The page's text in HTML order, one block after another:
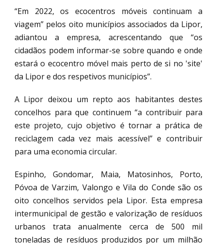
“Em 2022, os ecocentros móveis continuam a
viagem” pelos oito municípios associados da Lipor,
adiantou a empresa, acrescentando que “os
cidadãos podem informar-se sobre quando e onde
estará o ecocentro móvel mais perto de si no 'site'
da Lipor e dos respetivos municípios”.
A Lipor deixou um repto aos habitantes destes
concelhos para que continuem “a contribuir para
este projeto, cujo objetivo é tornar a prática de
reciclagem cada vez mais acessível” e contribuir
para uma economia circular.
Espinho, Gondomar, Maia, Matosinhos, Porto,
Póvoa de Varzim, Valongo e Vila do Conde são os
oito concelhos servidos pela Lipor. Esta empresa
intermunicipal de gestão e valorização de resíduos
urbanos trata anualmente cerca de 500 mil
toneladas de resíduos produzidos por um milhão